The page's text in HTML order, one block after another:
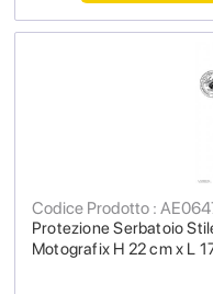
Protezione Serbatoio
Motografix H 22 cm x L
Codice Prodotto :